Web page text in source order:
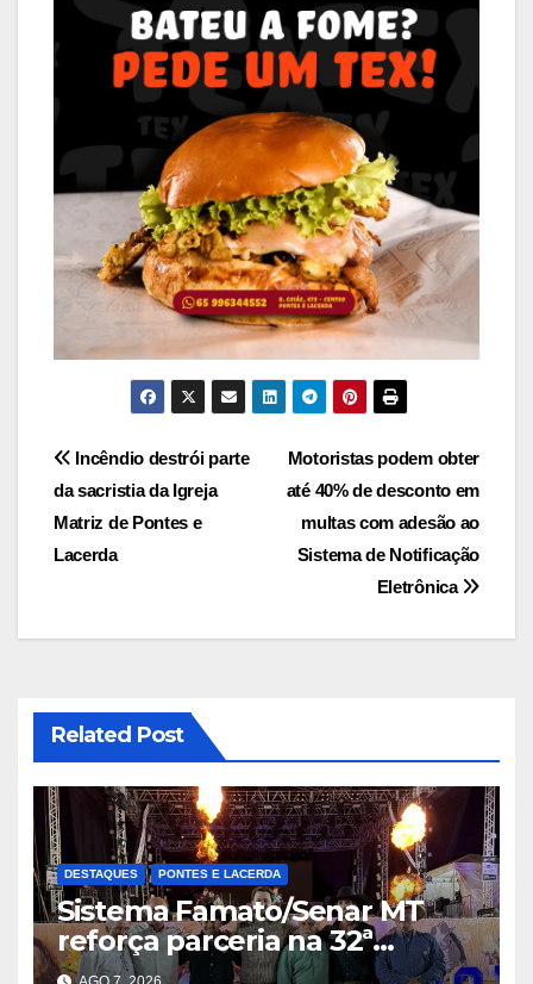
Navegação
de
Post
Motoristas podem obter
até 40% de desconto em
multas com adesão ao
Sistema de Notificação
Eletrônica
Incêndio destrói parte
da sacristia da Igreja
Matriz de Pontes e
Lacerda
Related Post
DESTAQUES PONTES E LACERDA
Sistema Famato/Senar MT
reforça parceria na 32ª
Expoeste e destaca potencial